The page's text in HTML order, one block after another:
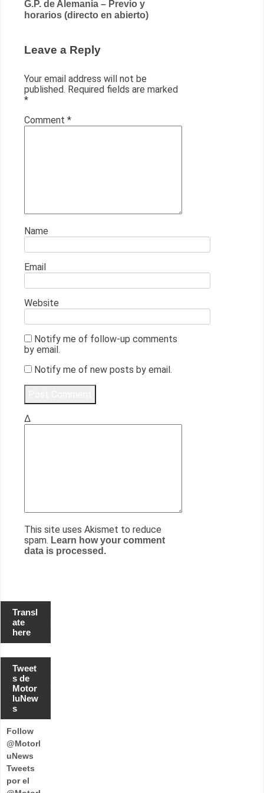
G.P. de Alemania – Previo y
horarios (directo en abierto)
Leave a Reply
Your email address will not be
published. Required fields are marked
*
Comment *
Name
Email
Website
Notify me of follow-up comments
by email.
Notify me of new posts by email.
Δ
This site uses Akismet to reduce
spam. Learn how your comment
data is processed.
Transl
ate
here
Tweet
s de
Motor
luNew
s
Follow
@Motorl
uNews
Tweets
por el